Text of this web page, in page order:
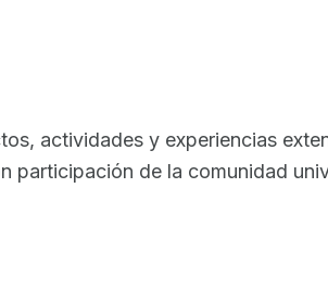
actividades y experiencias
participación de la comunidad